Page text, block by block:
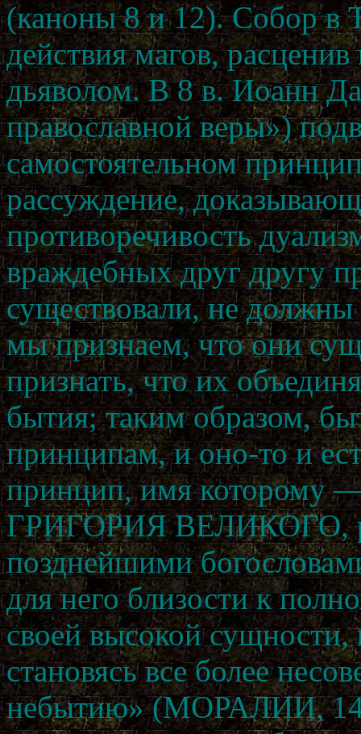
(каноны 8 и 12). Собор в
действия магов,
дьяволом. В 8 в. Иоанн
православной веры»)
самостоятельном
рассуждение,
противоречивость
враждебных друг другу
существовали, не
мы признаем, что они
признать, что их
бытия; таким образом,
принципам, и оно-то и
принцип, имя которому
ГРИГОРИЯ ВЕЛИКОГО,
позднейшими
для него близости к
своей высокой
становясь все более
небытию» (МОРАЛИИ,